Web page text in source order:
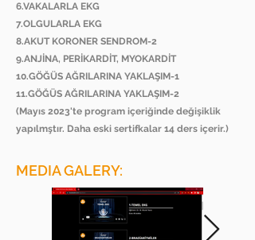
6.VAKALARLA EKG
7.OLGULARLA EKG
8.AKUT KORONER SENDROM-2
9.ANJİNA, PERİKARDİT, MYOKARDİT
10.GÖĞÜS AĞRILARINA YAKLAŞIM-1
11.GÖĞÜS AĞRILARINA YAKLAŞIM-2
(Mayıs 2023'te program içeriğinde değişiklik
yapılmştır. Daha eski sertifkalar 14 ders içerir.)
MEDIA GALERY: